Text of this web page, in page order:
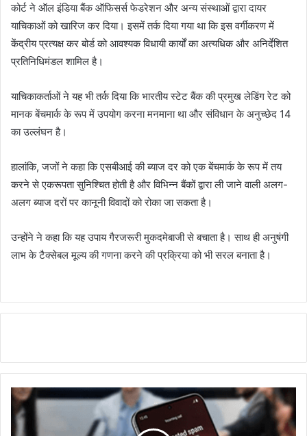
कोर्ट ने ऑल इंडिया बैंक ऑफिसर्स फेडरेशन और अन्य संस्थाओं द्वारा दायर
याचिकाओं को खारिज कर दिया। इसमें तर्क दिया गया था कि इस वर्गीकरण में
केंद्रीय प्रत्यक्ष कर बोर्ड को आवश्यक विधायी कार्यों का अत्यधिक और अनिर्देशित
प्रतिनिधिमंडल शामिल है।
याचिकाकर्ताओं ने यह भी तर्क दिया कि भारतीय स्टेट बैंक की प्रमुख लेडिंग रेट को
मानक बेंचमार्क के रूप में उपयोग करना मनमाना था और संविधान के अनुच्छेद 14
का उल्लंघन है।
हालांकि, जजों ने कहा कि एसबीआई की ब्याज दर को एक बेंचमार्क के रूप में तय
करने से एकरूपता सुनिश्चित होती है और विभिन्न बैंकों द्वारा ली जाने वाली अलग-
अलग ब्याज दरों पर कानूनी विवादों को रोका जा सकता है।
उन्होंने ने कहा कि यह उपाय गैरजरूरी मुकदमेबाजी से बचाता है। साथ ही अनुषंगी
लाभ के टैक्सेबल मूल्य की गणना करने की प्रक्रिया को भी सरल बनाता है।